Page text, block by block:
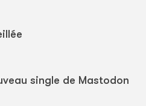
single de Mastodon